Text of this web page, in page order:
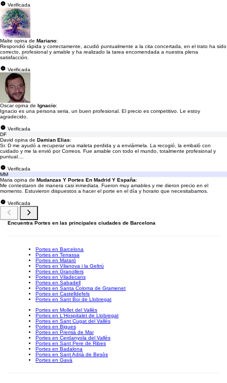
Verificada
Malte opina de Mariano:
Respondió rápida y correctamente, acudió puntualmente a la cita concertada, en el trato ha sido
correcto, profesional y amable y ha realizado la tarea encomendada a nuestra plena
satisfacción.
Verificada
Oscar opina de Ignacio:
Ignacio es una persona seria, un buen profesional. El precio es competitivo. Le estoy
agradecido.
Verificada
DF
David opina de Damian Elias:
Sr. D me ayudó a recuperar una maleta perdida y a enviármela. La recogió, la embaló con
cuidado y me la envió por Correos. Fue amable con todo el mundo, totalmente profesional y
puntual....
Verificada
MM
Maria opina de Mudanzas Y Portes En Madrid Y España:
Me contestaron de manera casi inmediata. Fueron muy amables y me dieron precio en el
momento. Estuvieron dispuestos a hacer el porte en el día y horario que necesitabamos.
Verificada
Encuentra Portes en las principales ciudades de Barcelona
Portes en Barcelona
Portes en Terrassa
Portes en Mataró
Portes en Vilanova i la Geltrú
Portes en Granollers
Portes en Viladecans
Portes en Sabadell
Portes en Santa Coloma de Gramenet
Portes en Castelldefels
Portes en Sant Boi de Llobregat
Portes en Mollet del Vallès
Portes en L'Hospitalet de Llobregat
Portes en Sant Cugat del Vallès
Portes en Bigues
Portes en Premià de Mar
Portes en Cerdanyola del Vallès
Portes en Sant Pere de Ribes
Portes en Badalona
Portes en Sant Adrià de Besòs
Portes en Gavà